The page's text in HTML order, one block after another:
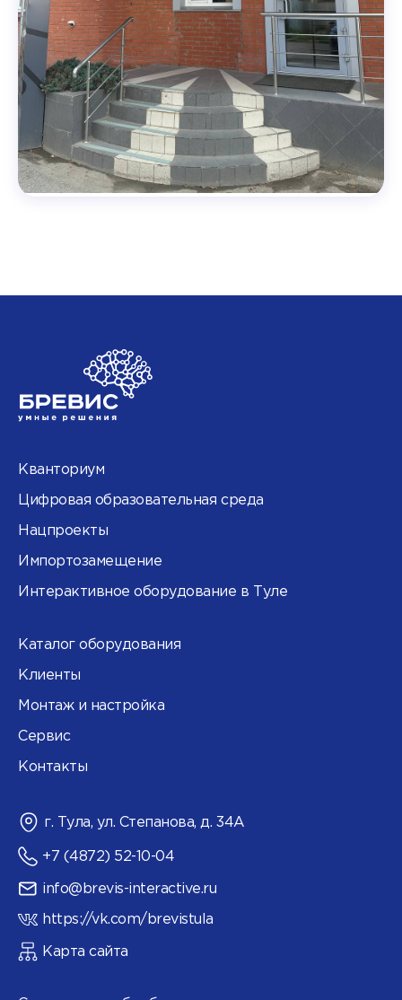
Кванториум
Цифровая образовательная среда
Нацпроекты
Импортозамещение
Интерактивное оборудование в Туле
Каталог оборудования
Клиенты
Монтаж и настройка
Сервис
Контакты
г. Тула, ул. Степанова, д. 34А
+7 (4872) 52-10-04
info@brevis-interactive.ru
https://vk.com/brevistula
Карта сайта